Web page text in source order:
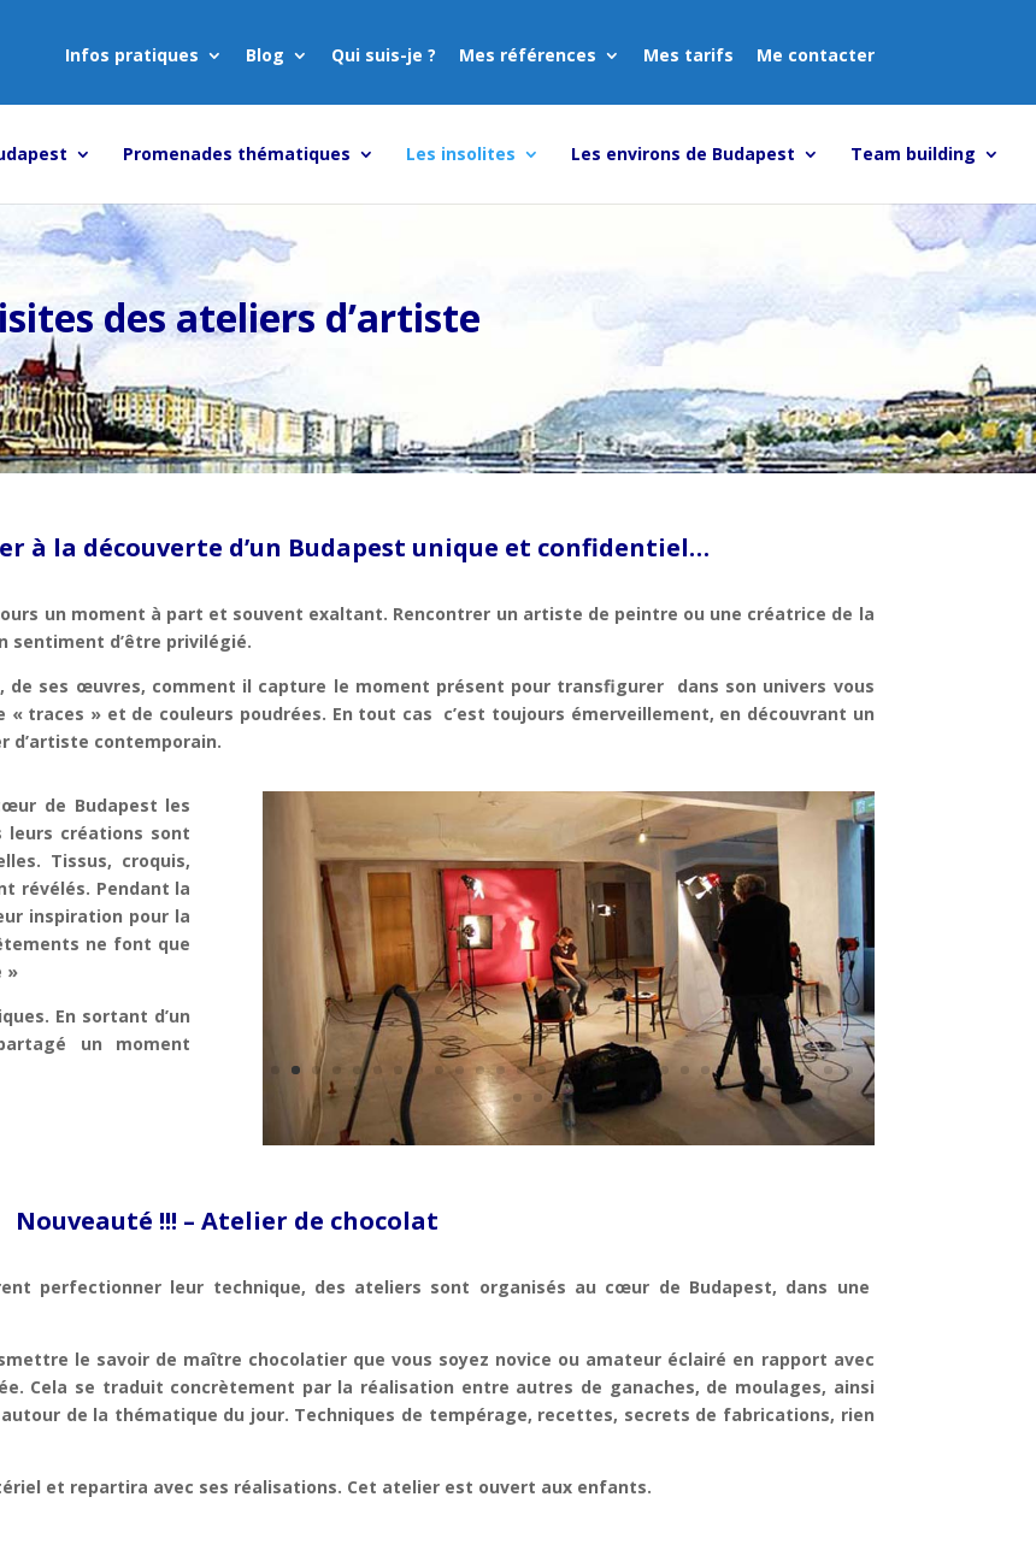
Infos pratiques
Blog Qui suis-je ? Mes références Mes tarifs Me contacter
Promenades thématiques Les insolites Les environs de Budapest Team building
des ateliers d’artiste
à la découverte d’un Budapest unique et confidentiel…
un moment à part et souvent exaltant. Rencontrer un artiste de peintre ou une créatrice de la
sentiment d’être privilégié.
de ses œuvres, comment il capture le moment présent pour transfigurer dans son univers vous
traces » et de couleurs poudrées. En tout cas c’est toujours émerveillement, en découvrant un
d’artiste contemporain.
de Budapest les
leurs créations sont
Tissus, croquis,
révélés. Pendant la
inspiration pour la
ne font que
»
En sortant d’un
un moment
Nouveauté !!! – Atelier de chocolat
perfectionner leur technique, des ateliers sont organisés au cœur de Budapest, dans une
le savoir de maître chocolatier que vous soyez novice ou amateur éclairé en rapport avec
Cela se traduit concrètement par la réalisation entre autres de ganaches, de moulages, ainsi
de la thématique du jour. Techniques de tempérage, recettes, secrets de fabrications, rien
et repartira avec ses réalisations. Cet atelier est ouvert aux enfants.